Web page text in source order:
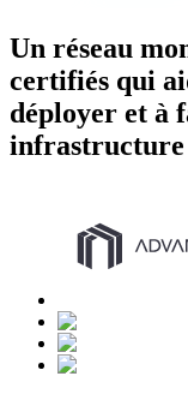
Un réseau
certifiés qui
déployer et à
infrastructure